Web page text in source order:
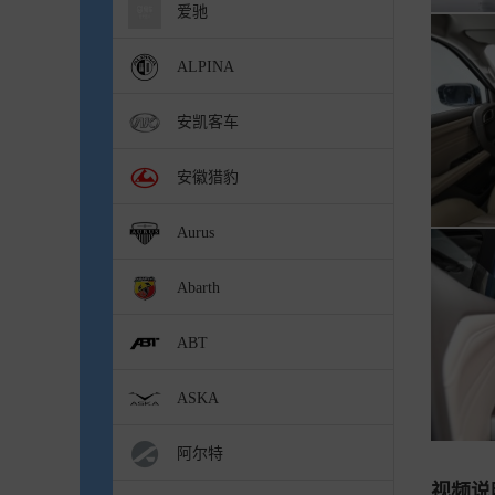
爱驰
ALPINA
安凯客车
安徽猎豹
Aurus
Abarth
ABT
ASKA
阿尔特